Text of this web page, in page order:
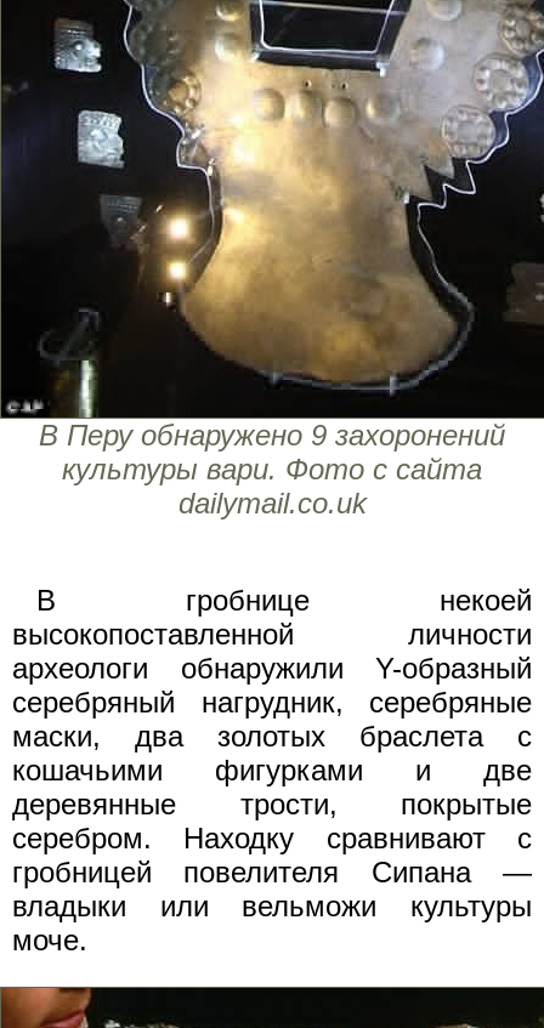
В Перу обнаружено 9 захоронений
культуры вари. Фото с сайта
dailymail.co.uk
В гробнице некоей
высокопоставленной личности
археологи обнаружили Y-образный
серебряный нагрудник, серебряные
маски, два золотых браслета с
кошачьими фигурками и две
деревянные трости, покрытые
серебром. Находку сравнивают с
гробницей повелителя Сипана —
владыки или вельможи культуры
моче.